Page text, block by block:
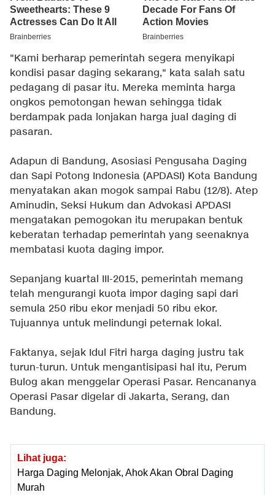
"Kami berharap pemerintah segera menyikapi
kondisi pasar daging sekarang," kata salah satu
pedagang di pasar itu. Mereka meminta harga
ongkos pemotongan hewan sehingga tidak
berdampak pada lonjakan harga jual daging di
pasaran.
Adapun di Bandung, Asosiasi Pengusaha Daging
dan Sapi Potong Indonesia (APDASI) Kota Bandung
menyatakan akan mogok sampai Rabu (12/8). Atep
Aminudin, Seksi Hukum dan Advokasi APDASI
mengatakan pemogokan itu merupakan bentuk
keberatan terhadap pemerintah yang seenaknya
membatasi kuota daging impor.
Sepanjang kuartal III-2015, pemerintah memang
telah mengurangi kuota impor daging sapi dari
semula 250 ribu ekor menjadi 50 ribu ekor.
Tujuannya untuk melindungi peternak lokal.
Faktanya, sejak Idul Fitri harga daging justru tak
turun-turun. Untuk mengantisipasi hal itu, Perum
Bulog akan menggelar Operasi Pasar. Rencananya
Operasi Pasar digelar di Jakarta, Serang, dan
Bandung.
Lihat juga:
Harga Daging Melonjak, Ahok Akan Obral Daging
Murah